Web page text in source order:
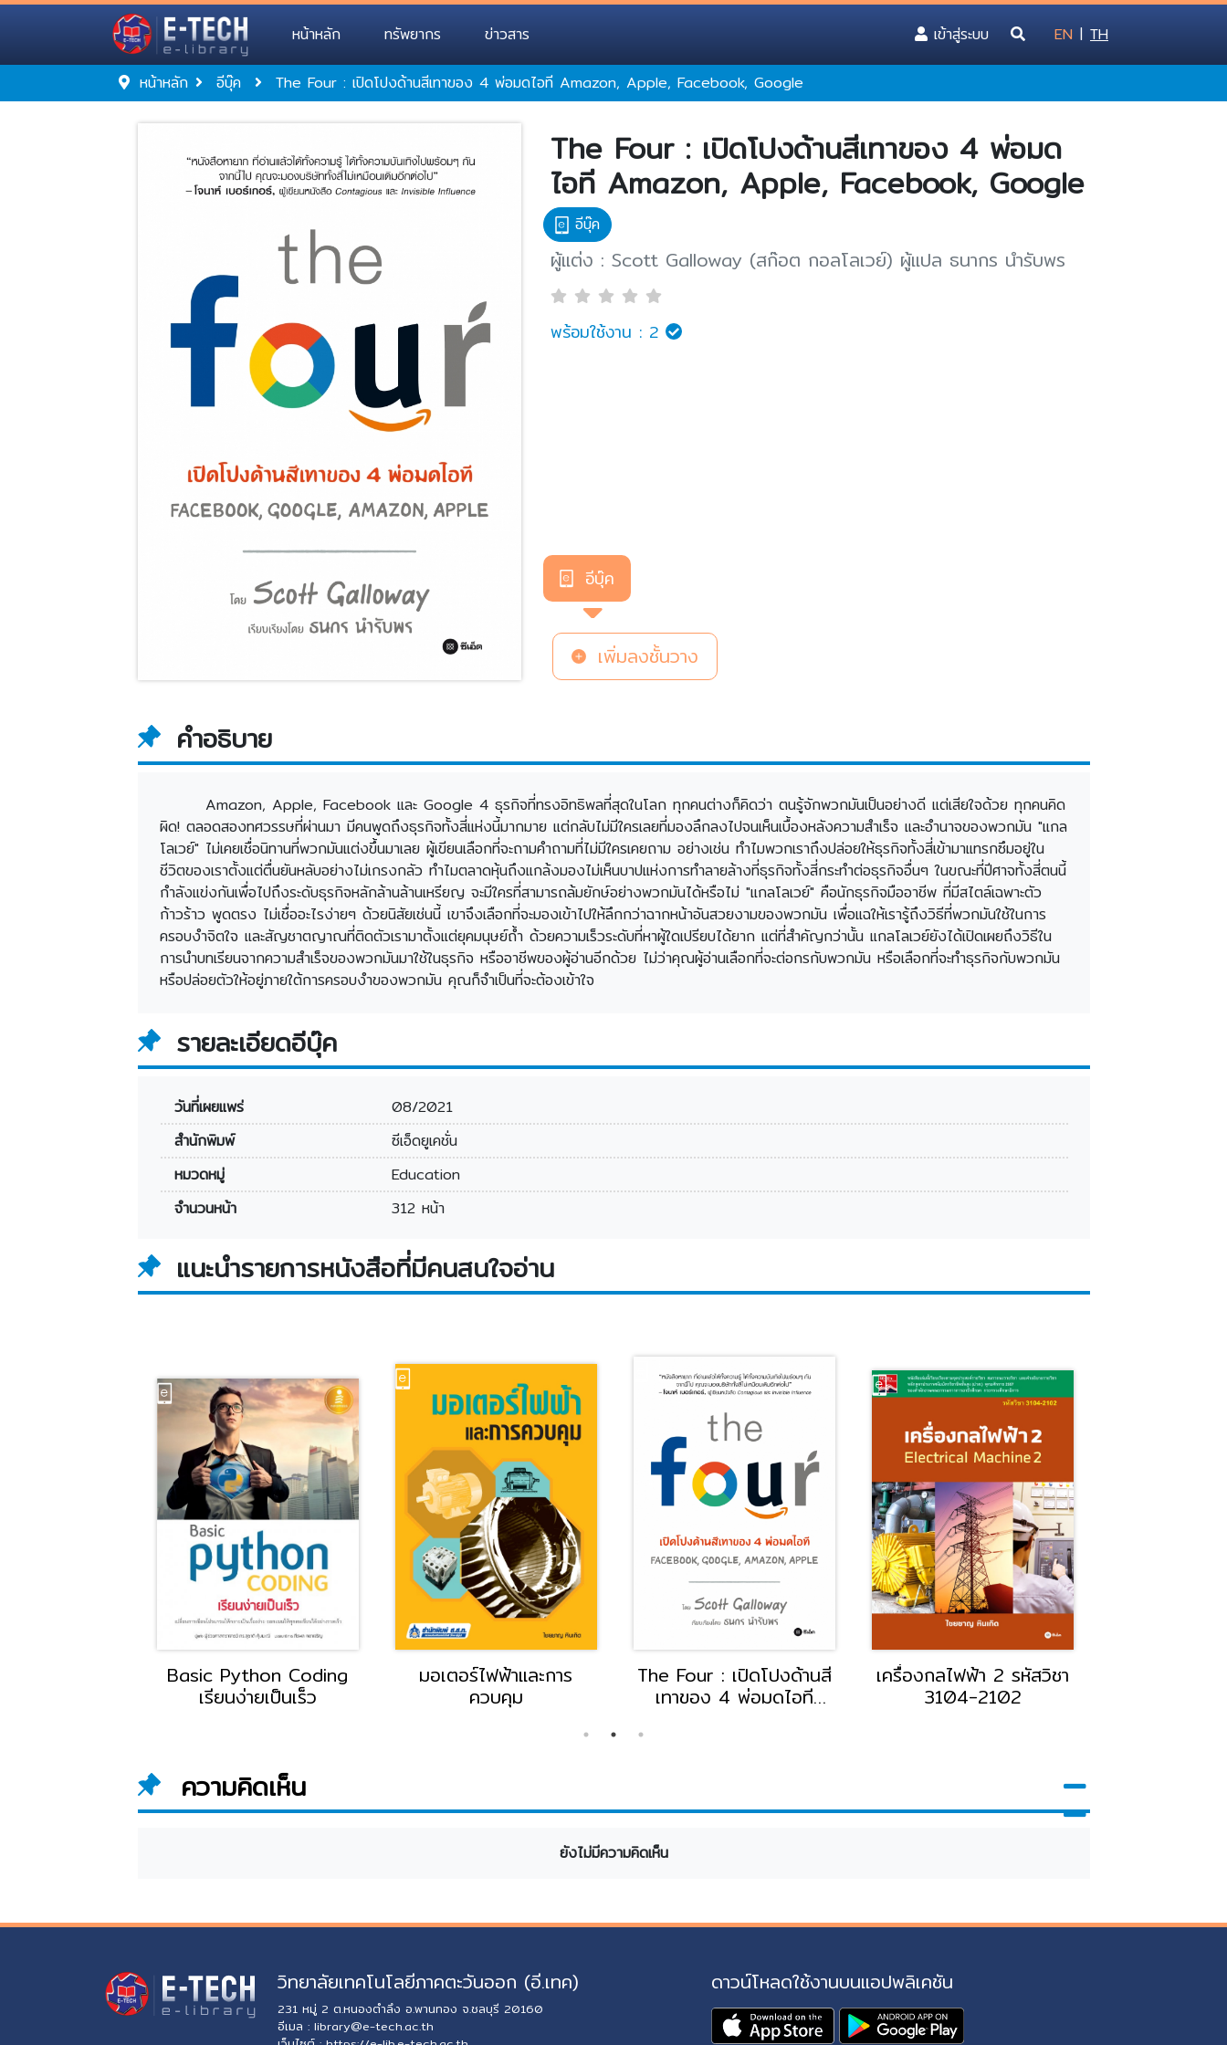
หน้าหลัก ทรัพยากร ข่าวสาร เข้าสู่ระบบ(current) EN | TH
หน้าหลัก อีบุ๊ค The Four : เปิดโปงด้านสีเทาของ 4 พ่อมดไอที Amazon, Apple, Facebook, Google
The Four : เปิดโปงด้านสีเทาของ 4 พ่อมด
ไอที Amazon, Apple, Facebook, Google
อีบุ๊ค
ผู้แต่ง : Scott Galloway (สก๊อต กอลโลเวย์) ผู้แปล ธนากร นำรับพร
พร้อมใช้งาน : 2
อีบุ๊ค
เพิ่มลงชั้นวาง
คำอธิบาย
Amazon, Apple, Facebook และ Google 4 ธุรกิจที่ทรงอิทธิพลที่สุดในโลก ทุกคนต่างก็คิดว่า ตนรู้จักพวกมันเป็นอย่างดี แต่เสียใจด้วย ทุกคนคิด
ผิด! ตลอดสองทศวรรษที่ผ่านมา มีคนพูดถึงธุรกิจทั้งสี่แห่งนี้มากมาย แต่กลับไม่มีใครเลยที่มองลึกลงไปจนเห็นเบื้องหลังความสำเร็จ และอำนาจของพวกมัน "แกล
โลเวย์" ไม่เคยเชื่อนิทานที่พวกมันแต่งขึ้นมาเลย ผู้เขียนเลือกที่จะถามคำถามที่ไม่มีใครเคยถาม อย่างเช่น ทำไมพวกเราถึงปล่อยให้ธุรกิจทั้งสี่เข้ามาแทรกซึมอยู่ใน
ชีวิตของเราตั้งแต่ตื่นยันหลับอย่างไม่เกรงกลัว ทำไมตลาดหุ้นถึงแกล้งมองไม่เห็นบาปแห่งการทำลายล้างที่ธุรกิจทั้งสี่กระทำต่อธุรกิจอื่นๆ ในขณะที่ปีศาจทั้งสี่ตนนี้
กำลังแข่งกันเพื่อไปถึงระดับธุรกิจหลักล้านล้านเหรียญ จะมีใครที่สามารถล้มยักษ์อย่างพวกมันได้หรือไม่ "แกลโลเวย์" คือนักธุรกิจมืออาชีพ ที่มีสไตล์เฉพาะตัว
ก้าวร้าว พูดตรง ไม่เชื่ออะไรง่ายๆ ด้วยนิสัยเช่นนี้ เขาจึงเลือกที่จะมองเข้าไปให้ลึกกว่าฉากหน้าอันสวยงามของพวกมัน เพื่อแฉให้เรารู้ถึงวิธีที่พวกมันใช้ในการ
ครอบงำจิตใจ และสัญชาตญาณที่ติดตัวเรามาตั้งแต่ยุคมนุษย์ถ้ำ ด้วยความเร็วระดับที่หาผู้ใดเปรียบได้ยาก แต่ที่สำคัญกว่านั้น แกลโลเวย์ยังได้เปิดเผยถึงวิธีใน
การนำบทเรียนจากความสำเร็จของพวกมันมาใช้ในธุรกิจ หรืออาชีพของผู้อ่านอีกด้วย ไม่ว่าคุณผู้อ่านเลือกที่จะต่อกรกับพวกมัน หรือเลือกที่จะทำธุรกิจกับพวกมัน
หรือปล่อยตัวให้อยู่ภายใต้การครอบงำของพวกมัน คุณก็จำเป็นที่จะต้องเข้าใจ
รายละเอียดอีบุ๊ค
วันที่เผยแพร่
08/2021
สำนักพิมพ์
ซีเอ็ดยูเคชั่น
หมวดหมู่
Education
จำนวนหน้า
312 หน้า
แนะนำรายการหนังสือที่มีคนสนใจอ่าน
Basic Python Coding
เรียนง่ายเป็นเร็ว
มอเตอร์ไฟฟ้าและการ
ควบคุม
The Four : เปิดโปงด้านสี
เทาของ 4 พ่อมดไอที
เครื่องกลไฟฟ้า 2 รหัสวิชา
3104-2102
ความคิดเห็น
ยังไม่มีความคิดเห็น
วิทยาลัยเทคโนโลยีภาคตะวันออก (อี.เทค)
231 หมู่ 2 ต.หนองตำลึง อ.พานทอง จ.ชลบุรี 20160
อีเมล : library@e-tech.ac.th
ดาวน์โหลดใช้งานบนแอปพลิเคชัน